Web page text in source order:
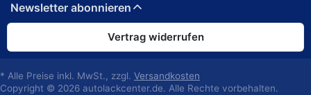
Newsletter abonnieren
Vertrag widerrufen
* Alle Preise inkl. MwSt., zzgl. Versandkosten
Copyright © 2026 autolackcenter.de. Alle Rechte vorbehalten.